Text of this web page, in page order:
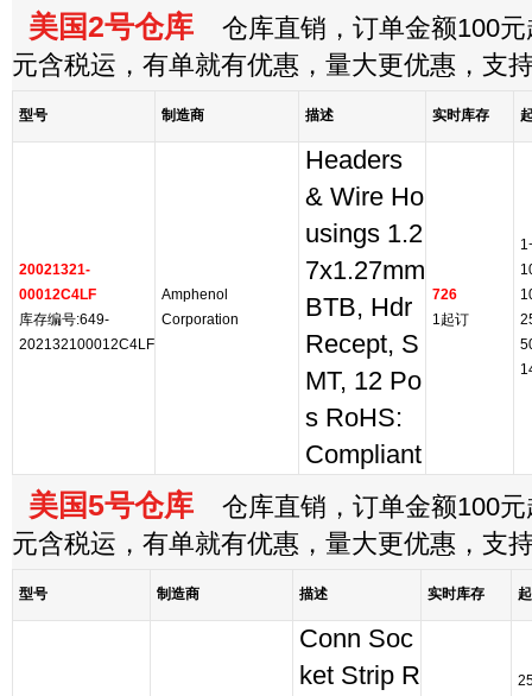
美国2号仓库 仓库直销，订单金额100元
元含税运，有单就有优惠，量大更优惠，支
型号 制造商 描述 实时库存
20021321-
00012C4LF
库存编号:649-
202132100012C4LF
Amphenol
Corporation
Headers
& Wire Ho
usings 1.2
7x1.27mm
BTB, Hdr
Recept, S
MT, 12 Po
s RoHS:
Compliant
726
1起订
美国5号仓库 仓库直销，订单金额100元
元含税运，有单就有优惠，量大更优惠，支
型号 制造商 描述 实时库存
Conn Soc
ket Strip R